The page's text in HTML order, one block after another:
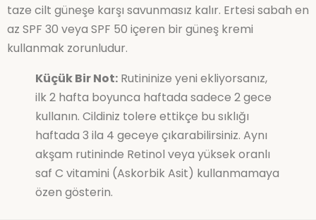
taze cilt güneşe karşı savunmasız kalır. Ertesi sabah en
az SPF 30 veya SPF 50 içeren bir güneş kremi
kullanmak zorunludur.
Küçük Bir Not: Rutininize yeni ekliyorsanız,
ilk 2 hafta boyunca haftada sadece 2 gece
kullanın. Cildiniz tolere ettikçe bu sıklığı
haftada 3 ila 4 geceye çıkarabilirsiniz. Aynı
akşam rutininde Retinol veya yüksek oranlı
saf C vitamini (Askorbik Asit) kullanmamaya
özen gösterin.